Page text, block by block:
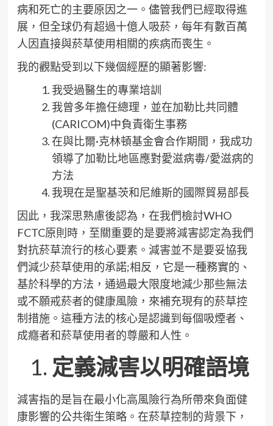
病和死亡的主要原因之一。儘管我們已經取得進
展，但全球仍有超過十億人吸菸，每年有數百萬
人因直接與菸草使用相關的疾病而喪生。
我的觀點受到以下幾個經歷的顯著影響:
我受過醫生的專業培訓
我曾多年擔任總理，並在加勒比共同體
(CARICOM)中負責衛生事務
在與比爾·克林頓基金會合作期間，我成功
領導了加勒比地區應對愛滋病毒/愛滋病的
方法
我現在是聖基茨和尼維斯的國際貿易部長
因此，我深思熟慮後認為，在我們檢討WHO
FCTC原則時，至關重要的是要將減害認定為我們
對抗菸草流行的核心要素。減害並不是要妥協我
們減少菸草使用的承諾;相反，它是一種務實的、
基於科學的方法，通過最大限度地減少那些無法
或不願戒菸者的健康風險，來補充現有的菸草控
制措施。這種方法的核心是認識到每個吸煙者、
成癮者和菸草使用者的尊嚴和人性。
定義減害以明確語境
減害指的是旨在最小化高風險行為所帶來負面健
康影響的公共衛生策略。在菸草控制的背景下，